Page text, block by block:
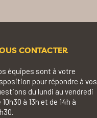
CONTACTER
équipes sont à votre
pour répondre à vos
du lundi au vendredi
10h30 à 13h et de 14h à